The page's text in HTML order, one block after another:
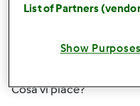
Ven, 07/19/2013 - 16:04
Cosa vi piace?
List of Partners
Show Purposes